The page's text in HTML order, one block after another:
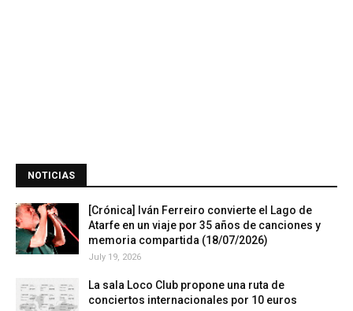
NOTICIAS
[Crónica] Iván Ferreiro convierte el Lago de
Atarfe en un viaje por 35 años de canciones y
memoria compartida (18/07/2026)
July 19, 2026
La sala Loco Club propone una ruta de
conciertos internacionales por 10 euros